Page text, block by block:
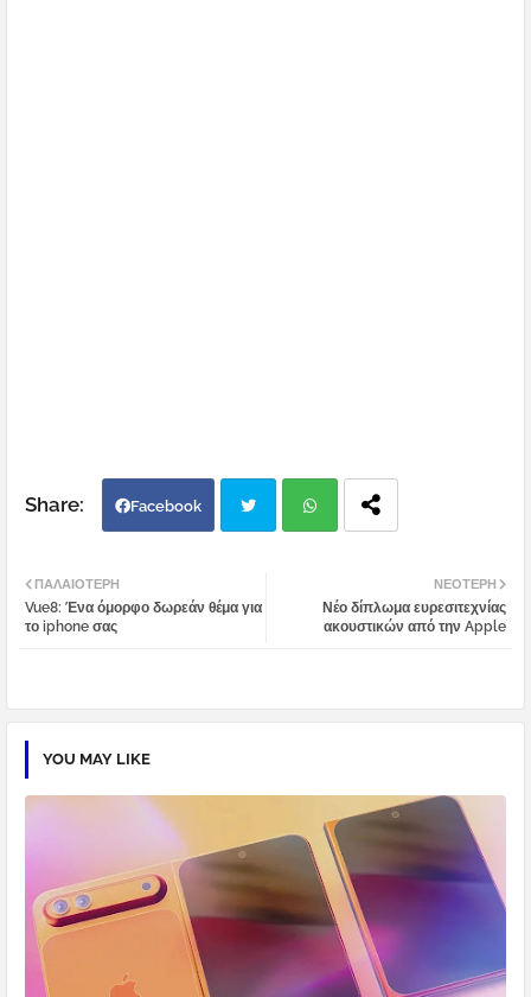
Facebook
tter atsa
ΝΕΌΤΕΡΗ
Νέο δίπλωμα ευρεσιτεχνίας
ακουστικών από την Apple
ΠΑΛΑΙΌΤΕΡΗ
Vue8: Ένα όμορφο δωρεάν θέμα για
το iphone σας
YOU MAY LIKE